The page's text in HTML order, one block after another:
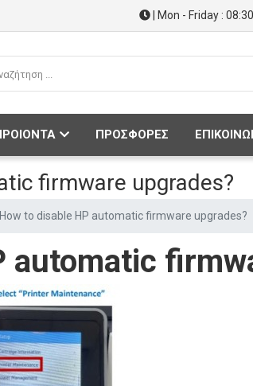
| Mon - Friday :
ΠΡΟΣΦΟΡΕΣ
firmware upgrades?
How to disable HP automatic firmware upgrades?
automatic